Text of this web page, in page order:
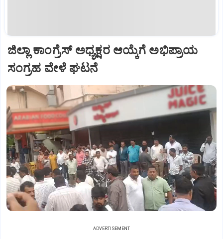
ಜಿಲ್ಲಾ ಕಾಂಗ್ರೆಸ್ ಅಧ್ಯಕ್ಷರ ಆಯ್ಕೆಗೆ ಅಭಿಪ್ರಾಯ
ಸಂಗ್ರಹ ವೇಳೆ ಘಟನೆ
ADVERTISEMENT